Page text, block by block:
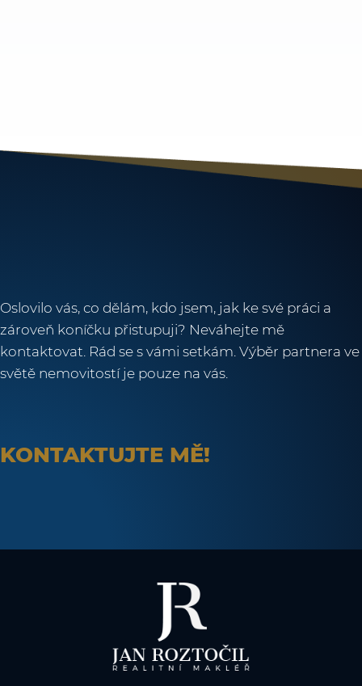
Oslovilo vás, co dělám, kdo jsem, jak ke své práci a
zároveň koníčku přistupuji? Neváhejte mě
kontaktovat. Rád se s vámi setkám. Výběr partnera ve
světě nemovitostí je pouze na vás.
KONTAKTUJTE MĚ!